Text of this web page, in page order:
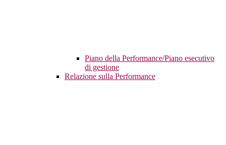
Piano della Performance/Piano esecutivo
di gestione
Relazione sulla Performance